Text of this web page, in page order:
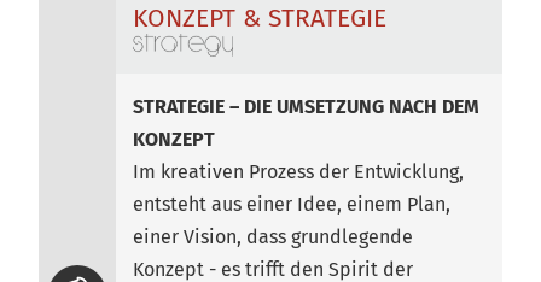
KONZEPT & STRATEGIE
STRATEGIE – DIE UMSETZUNG NACH DEM
KONZEPT
Im kreativen Prozess der Entwicklung,
entsteht aus einer Idee, einem Plan,
einer Vision, dass grundlegende
Konzept - es trifft den Spirit der